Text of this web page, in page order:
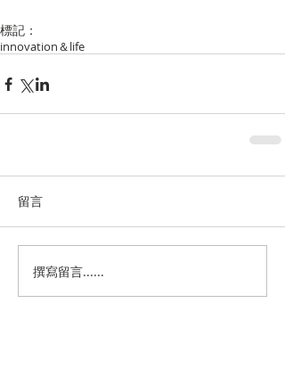
標記：
innovation＆life
留言
撰寫留言......